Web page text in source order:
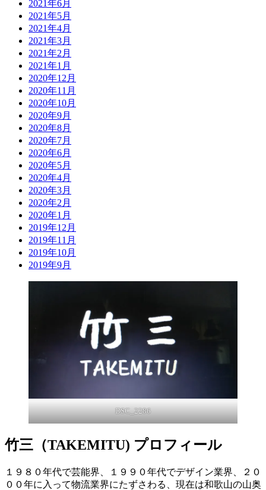
2021年6月
2021年5月
2021年4月
2021年3月
2021年2月
2021年1月
2020年12月
2020年11月
2020年10月
2020年9月
2020年8月
2020年7月
2020年6月
2020年5月
2020年4月
2020年3月
2020年2月
2020年1月
2019年12月
2019年11月
2019年10月
2019年9月
DSC_2286
竹三（TAKEMITU) プロフィール
１９８０年代で芸能界、１９９０年代でデザイン業界、２０
００年に入って物流業界にたずさわる、現在は和歌山の山奥